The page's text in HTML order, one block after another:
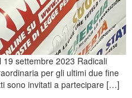
settembre 2023 Radicali
per gli ultimi due fine
sono invitati a partecipare […]